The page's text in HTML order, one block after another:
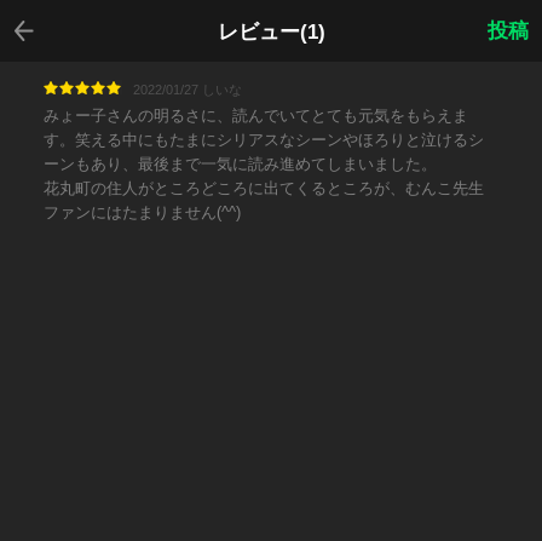
レビュー(1)
戻る
投稿
2022/01/27 しいな
みょー子さんの明るさに、読んでいてとても元気をもらえま
す。笑える中にもたまにシリアスなシーンやほろりと泣けるシ
ーンもあり、最後まで一気に読み進めてしまいました。
花丸町の住人がところどころに出てくるところが、むんこ先生
ファンにはたまりません(^^)